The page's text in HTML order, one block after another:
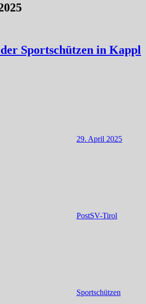
Sportschützen in Kappl
29. April 2025
PostSV-Tirol
Sportschützen